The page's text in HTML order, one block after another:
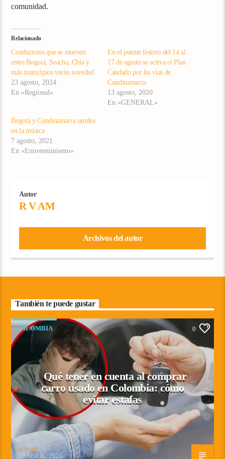
comunidad.
Relacionado
Conductores que se mueven
entre Bogotá, Soacha, Chía y
más municipios verán novedad
23 agosto, 2024
En «Regional»
En el puente festivo del 14 al
17 de agosto se activa el Plan
Candado por las vías de
Cundinamarca
13 agosto, 2020
En «GENERAL»
Bogotá y Cundinamarca unidos
en la música
7 agosto, 2021
En «Entretenimiento»
Autor
R V AM
Archivos del autor
También te puede gustar
COLOMBIA 0
Qué tener en cuenta al comprar
carro usado en Colombia: cómo
evitar estafas
R V AP
19 ABRIL, 2026